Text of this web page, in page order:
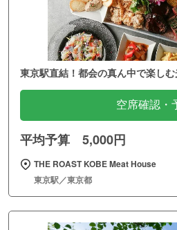
東京駅直結！都会の真ん中で楽し
空席確認・
平均予算 5,000円
THE ROAST KOBE Meat House
東京駅／東京都